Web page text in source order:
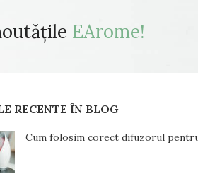
EArome!
RECENTE ÎN BLOG
Cum folosim corect difuzorul